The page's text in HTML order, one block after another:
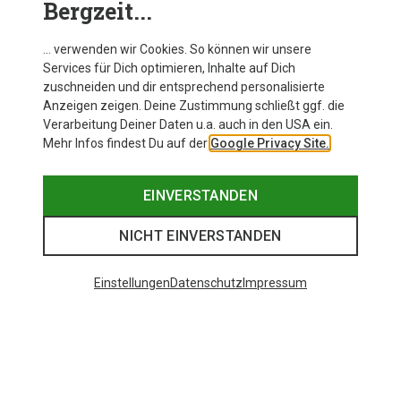
Bergzeit...
… verwenden wir Cookies. So können wir unsere
Services für Dich optimieren, Inhalte auf Dich
zuschneiden und dir entsprechend personalisierte
Anzeigen zeigen. Deine Zustimmung schließt ggf. die
Verarbeitung Deiner Daten u.a. auch in den USA ein.
Mehr Infos findest Du auf der Google Privacy Site.
EINVERSTANDEN
NICHT EINVERSTANDEN
EinstellungenDatenschutz Impressum